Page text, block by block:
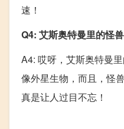
速！
Q4: 艾斯奥特曼里的怪
A4: 哎呀，艾斯奥特曼
像外星生物，而且，怪
真是让人过目不忘！